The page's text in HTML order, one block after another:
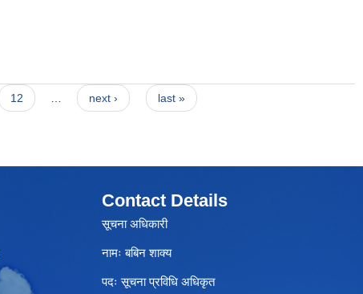
12 next › last »
Contact Details
सूचना अधिकारी
नामः बबिन शाक्य
पदः सूचना प्रविधि अधिकृत